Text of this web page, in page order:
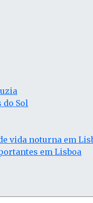
do Sol
vida noturna em
em Lisboa